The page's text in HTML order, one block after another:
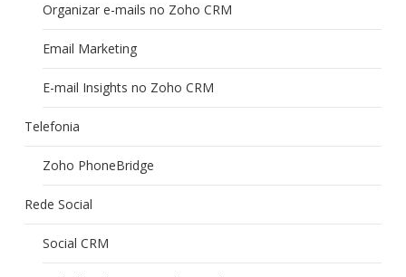
Organizar e-mails no Zoho CRM
Email Marketing
E-mail Insights no Zoho CRM
Telefonia
Zoho PhoneBridge
Rede Social
Social CRM